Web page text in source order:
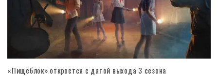
«Пищеблок» откроется с датой выхода 3 сезона